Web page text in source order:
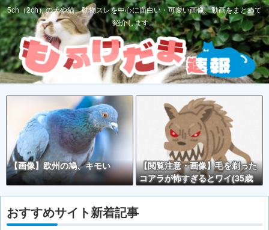
5ch（2ch）の犬や猫、動物スレを中心に面白い・可愛い画像、動画をまとめて
紹介します。
【画像】欧州の鳩、キモい
【閲覧注意・画像】毛を剃った
コアラが怖すぎるとワイ(35歳
おすすめサイト新着記事